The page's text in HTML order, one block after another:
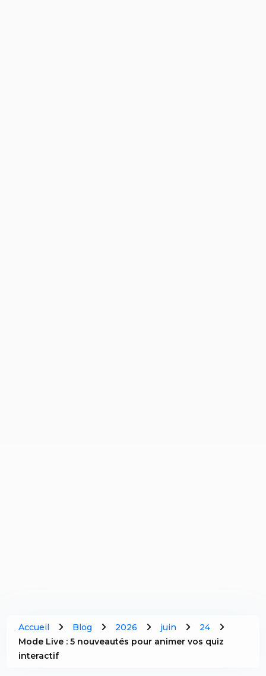
Accueil Blog 2026 juin
24
Mode Live : 5 nouveautés pour animer vos quiz
interactif